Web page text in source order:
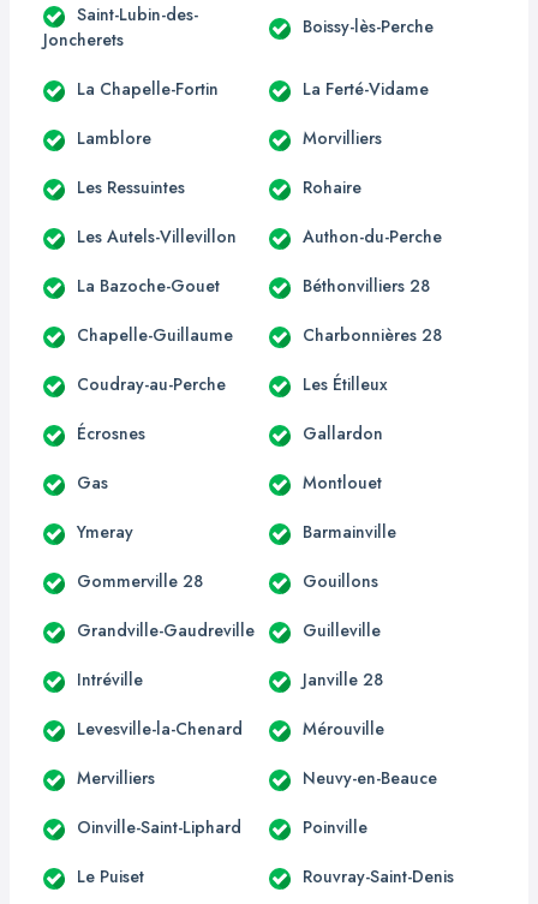
Saint-Lubin-des-
Joncherets
Boissy-lès-Perche
La Chapelle-Fortin La Ferté-Vidame
Lamblore Morvilliers
Les Ressuintes Rohaire
Les Autels-Villevillon Authon-du-Perche
La Bazoche-Gouet Béthonvilliers 28
Chapelle-Guillaume Charbonnières 28
Coudray-au-Perche Les Étilleux
Écrosnes Gallardon
Gas Montlouet
Ymeray Barmainville
Gommerville 28 Gouillons
Grandville-Gaudreville Guilleville
Intréville Janville 28
Levesville-la-Chenard Mérouville
Mervilliers Neuvy-en-Beauce
Oinville-Saint-Liphard Poinville
Le Puiset Rouvray-Saint-Denis